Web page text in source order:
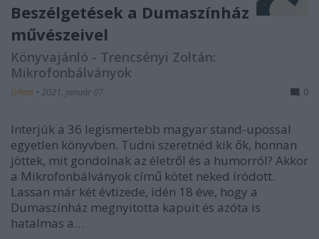
Beszélgetések a Dumaszínház
művészeivel
Könyvajánló - Trencsényi Zoltán:
Mikrofonbálványok
GReni • 2021. január 07. 0
Interjúk a 36 legismertebb magyar stand-upossal
egyetlen könyvben. Tudni szeretnéd kik ők, honnan
jöttek, mit gondolnak az életről és a humorról? Akkor
a Mikrofonbálványok című kötet neked íródott.
Lassan már két évtizede, idén 18 éve, hogy a
Dumaszínház megnyitotta kapuit és azóta is
hatalmas a…